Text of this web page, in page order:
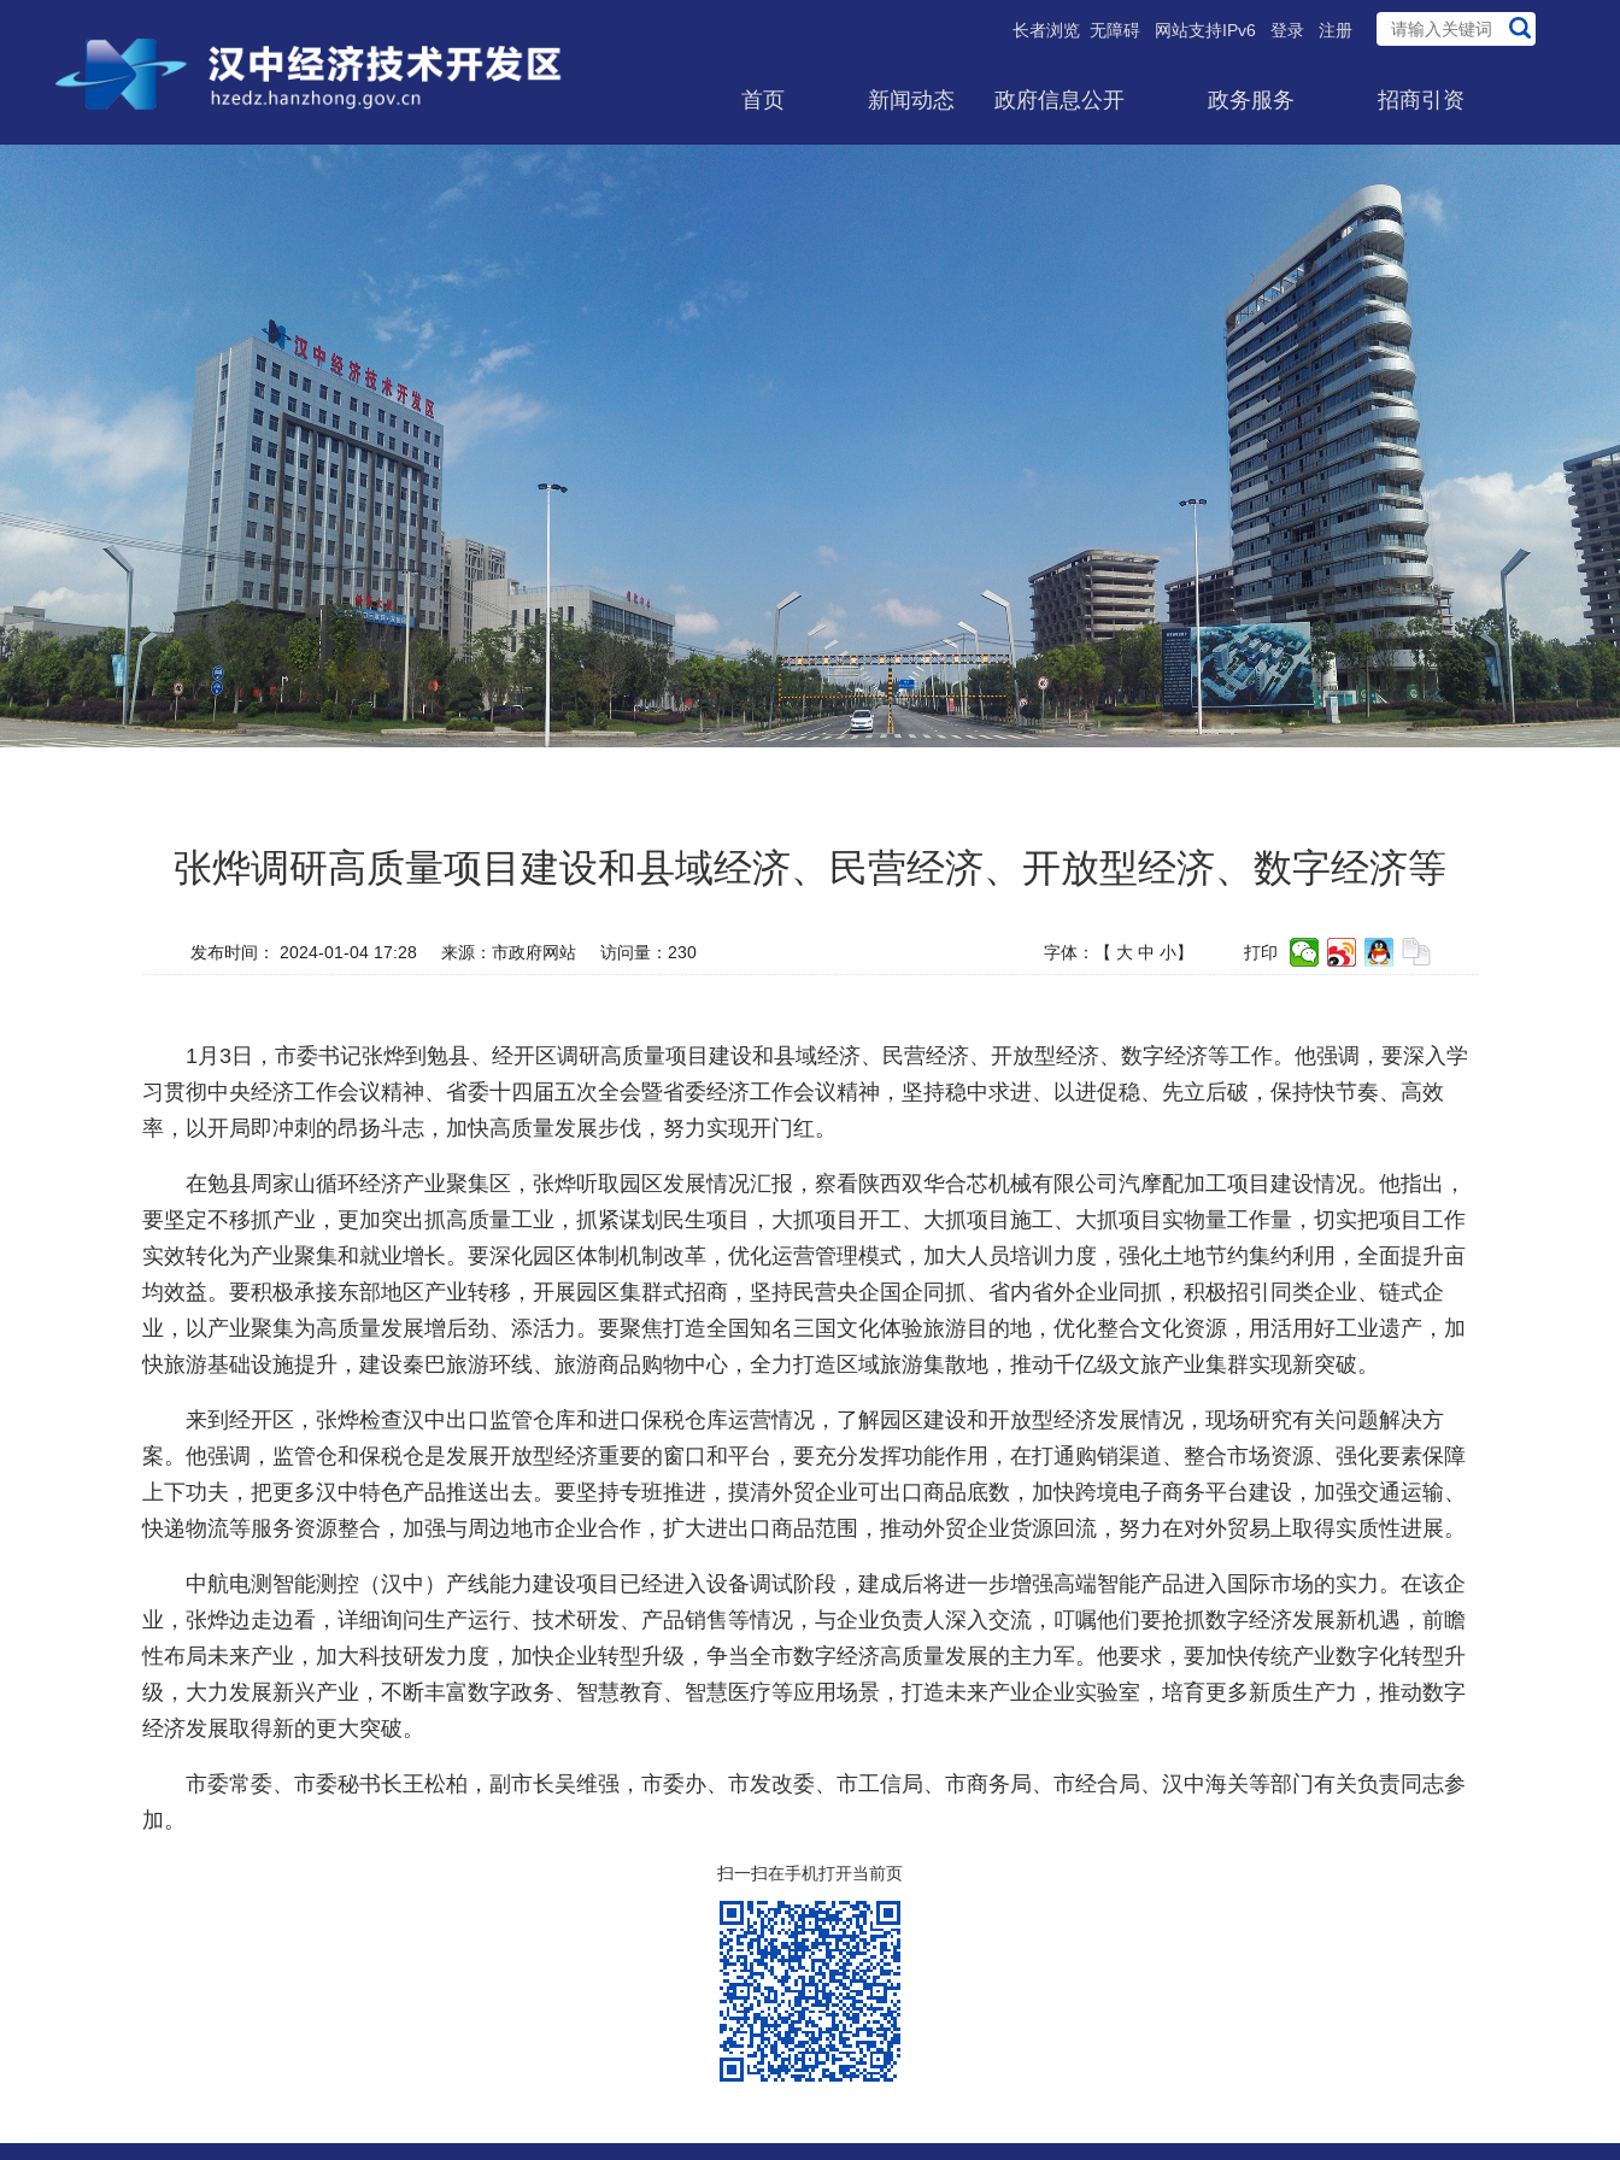
长者浏览 无障碍 网站支持IPv6 登录 注册
首页 新闻动态 政府信息公开 政务服务 招商引资
互动交流
张烨调研高质量项目建设和县域经济、民营经济、开放型经济、数字经济等
发布时间： 2024-01-04 17:28 来源：市政府网站 访问量： 230 字体：【 大 中 小】 打印
1月3日，市委书记张烨到勉县、经开区调研高质量项目建设和县域经济、民营经济、开放型经济、数字经济等工作。他强调，要深入学
习贯彻中央经济工作会议精神、省委十四届五次全会暨省委经济工作会议精神，坚持稳中求进、以进促稳、先立后破，保持快节奏、高效
率，以开局即冲刺的昂扬斗志，加快高质量发展步伐，努力实现开门红。
在勉县周家山循环经济产业聚集区，张烨听取园区发展情况汇报，察看陕西双华合芯机械有限公司汽摩配加工项目建设情况。他指出，
要坚定不移抓产业，更加突出抓高质量工业，抓紧谋划民生项目，大抓项目开工、大抓项目施工、大抓项目实物量工作量，切实把项目工作
实效转化为产业聚集和就业增长。要深化园区体制机制改革，优化运营管理模式，加大人员培训力度，强化土地节约集约利用，全面提升亩
均效益。要积极承接东部地区产业转移，开展园区集群式招商，坚持民营央企国企同抓、省内省外企业同抓，积极招引同类企业、链式企
业，以产业聚集为高质量发展增后劲、添活力。要聚焦打造全国知名三国文化体验旅游目的地，优化整合文化资源，用活用好工业遗产，加
快旅游基础设施提升，建设秦巴旅游环线、旅游商品购物中心，全力打造区域旅游集散地，推动千亿级文旅产业集群实现新突破。
来到经开区，张烨检查汉中出口监管仓库和进口保税仓库运营情况，了解园区建设和开放型经济发展情况，现场研究有关问题解决方
案。他强调，监管仓和保税仓是发展开放型经济重要的窗口和平台，要充分发挥功能作用，在打通购销渠道、整合市场资源、强化要素保障
上下功夫，把更多汉中特色产品推送出去。要坚持专班推进，摸清外贸企业可出口商品底数，加快跨境电子商务平台建设，加强交通运输、
快递物流等服务资源整合，加强与周边地市企业合作，扩大进出口商品范围，推动外贸企业货源回流，努力在对外贸易上取得实质性进展。
中航电测智能测控（汉中）产线能力建设项目已经进入设备调试阶段，建成后将进一步增强高端智能产品进入国际市场的实力。在该企
业，张烨边走边看，详细询问生产运行、技术研发、产品销售等情况，与企业负责人深入交流，叮嘱他们要抢抓数字经济发展新机遇，前瞻
性布局未来产业，加大科技研发力度，加快企业转型升级，争当全市数字经济高质量发展的主力军。他要求，要加快传统产业数字化转型升
级，大力发展新兴产业，不断丰富数字政务、智慧教育、智慧医疗等应用场景，打造未来产业企业实验室，培育更多新质生产力，推动数字
经济发展取得新的更大突破。
市委常委、市委秘书长王松柏，副市长吴维强，市委办、市发改委、市工信局、市商务局、市经合局、汉中海关等部门有关负责同志参
加。
扫一扫在手机打开当前页